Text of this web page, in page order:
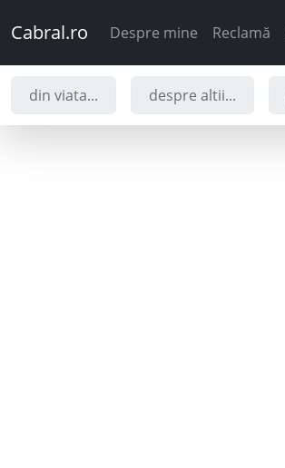
Cabral.ro Despre mine Reclamă
din viata... despre altii...